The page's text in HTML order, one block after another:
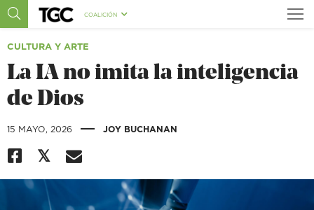
COALICIÓN
CULTURA Y ARTE
La IA no imita la inteligencia
de Dios
15 MAYO, 2026 | JOY BUCHANAN